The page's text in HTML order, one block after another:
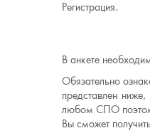
Регистрация.
В анкете
Обязательно
представлен
любом СПО
Вы сможет